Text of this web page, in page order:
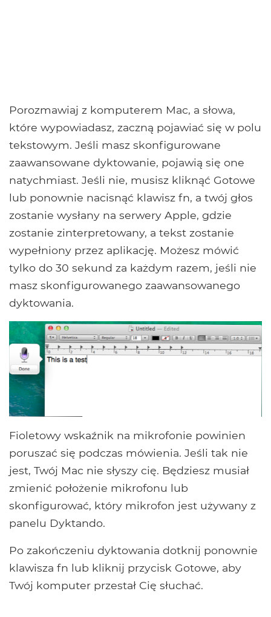
Porozmawiaj z komputerem Mac, a słowa,
które wypowiadasz, zaczną pojawiać się w polu
tekstowym. Jeśli masz skonfigurowane
zaawansowane dyktowanie, pojawią się one
natychmiast. Jeśli nie, musisz kliknąć Gotowe
lub ponownie nacisnąć klawisz fn, a twój głos
zostanie wysłany na serwery Apple, gdzie
zostanie zinterpretowany, a tekst zostanie
wypełniony przez aplikację. Możesz mówić
tylko do 30 sekund za każdym razem, jeśli nie
masz skonfigurowanego zaawansowanego
dyktowania.
Fioletowy wskaźnik na mikrofonie powinien
poruszać się podczas mówienia. Jeśli tak nie
jest, Twój Mac nie słyszy cię. Będziesz musiał
zmienić położenie mikrofonu lub
skonfigurować, który mikrofon jest używany z
panelu Dyktando.
Po zakończeniu dyktowania dotknij ponownie
klawisza fn lub kliknij przycisk Gotowe, aby
Twój komputer przestał Cię słuchać.